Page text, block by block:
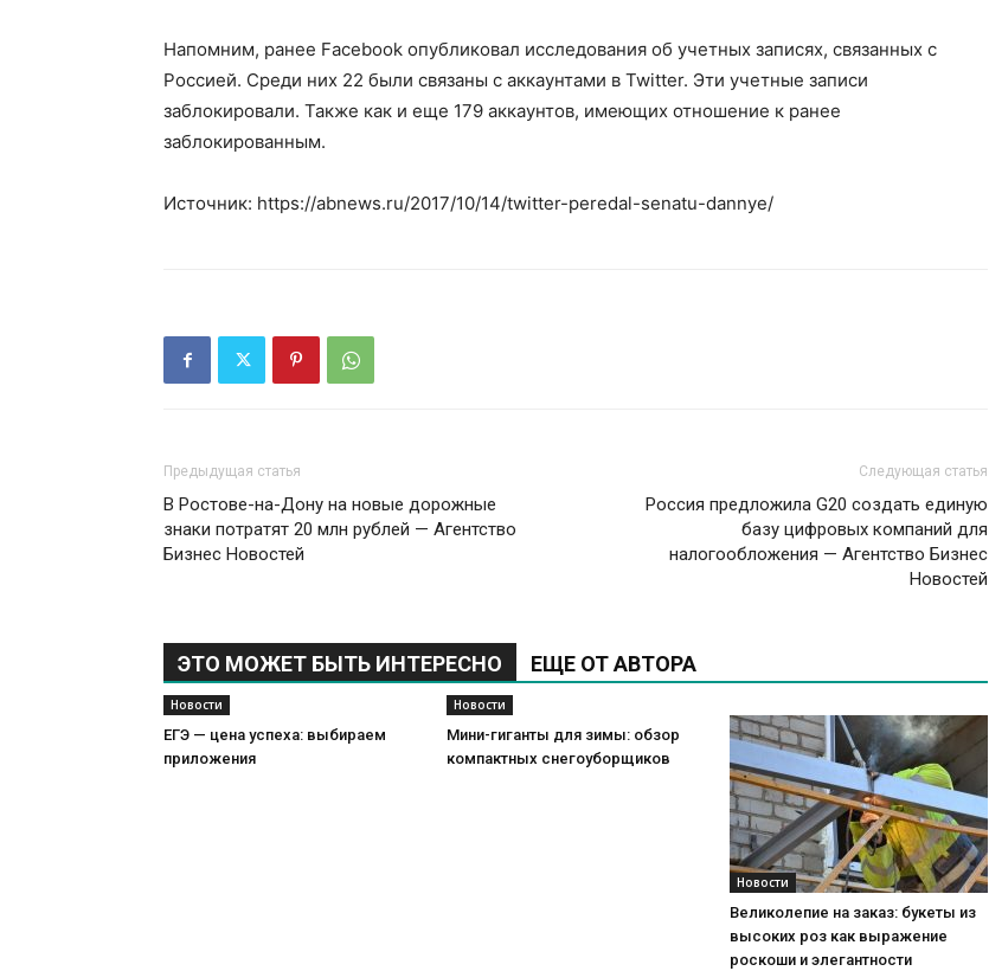
Напомним, ранее Facebook опубликовал исследования об учетных записях, связанных с
Россией. Среди них 22 были связаны с аккаунтами в Twitter. Эти учетные записи
заблокировали. Также как и еще 179 аккаунтов, имеющих отношение к ранее
заблокированным.
Источник: https://abnews.ru/2017/10/14/twitter-peredal-senatu-dannye/
Предыдущая статья
В Ростове-на-Дону на новые дорожные
знаки потратят 20 млн рублей — Агентство
Бизнес Новостей
Следующая статья
Россия предложила G20 создать единую
базу цифровых компаний для
налогообложения — Агентство Бизнес
Новостей
ЭТО МОЖЕТ БЫТЬ ИНТЕРЕСНО ЕЩЕ ОТ АВТОРА
Новости
ЕГЭ — цена успеха: выбираем
приложения
Новости
Мини-гиганты для зимы: обзор
компактных снегоуборщиков
Новости
Великолепие на заказ: букеты из
высоких роз как выражение
роскоши и элегантности